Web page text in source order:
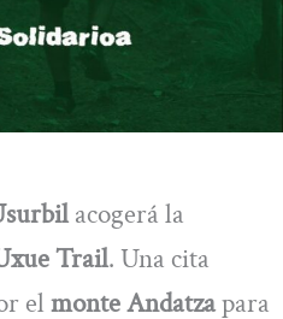
acogerá la
Trail. Una cita
el monte Andatzapara